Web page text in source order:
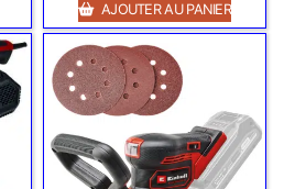
AJOUTER AU PANIER